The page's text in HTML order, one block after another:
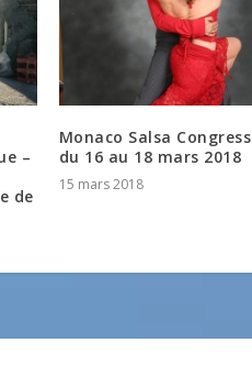
–
de
Monaco Salsa Congress
du 16 au 18 mars 2018
15 mars 2018